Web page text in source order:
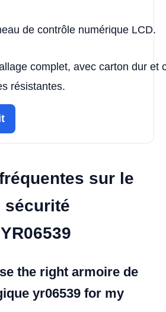
de contrôle numérique LCD.
complet, avec carton dur et
résistantes.
sur le
sécurité
the right armoire de
yr06539 for my